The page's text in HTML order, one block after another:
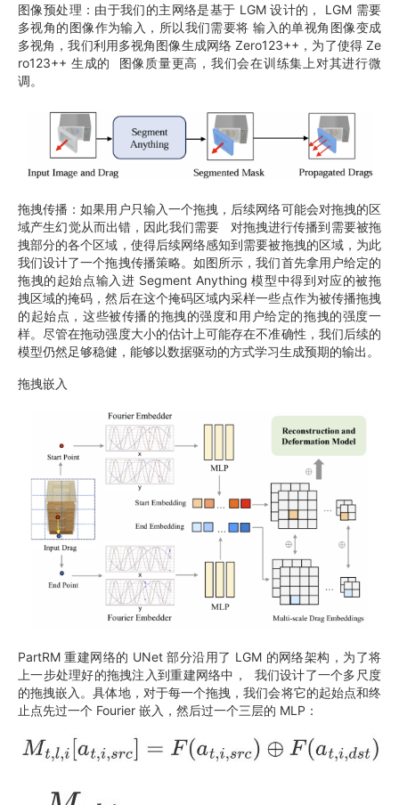
图像预处理：由于我们的主网络是基于 LGM 设计的， LGM 需要
多视角的图像作为输入，所以我们需要将 输入的单视角图像变成
多视角，我们利用多视角图像生成网络 Zero123++，为了使得 Ze
ro123++ 生成的 图像质量更高，我们会在训练集上对其进行微
调。
拖拽传播：如果用户只输入一个拖拽，后续网络可能会对拖拽的区
域产生幻觉从而出错，因此我们需要 对拖拽进行传播到需要被拖
拽部分的各个区域，使得后续网络感知到需要被拖拽的区域，为此
我们设计了一个拖拽传播策略。如图所示，我们首先拿用户给定的
拖拽的起始点输入进 Segment Anything 模型中得到对应的被拖
拽区域的掩码，然后在这个掩码区域内采样一些点作为被传播拖拽
的起始点，这些被传播的拖拽的强度和用户给定的拖拽的强度一
样。尽管在拖动强度大小的估计上可能存在不准确性，我们后续的
模型仍然足够稳健，能够以数据驱动的方式学习生成预期的输出。
拖拽嵌入
PartRM 重建网络的 UNet 部分沿用了 LGM 的网络架构，为了将
上一步处理好的拖拽注入到重建网络中， 我们设计了一个多尺度
的拖拽嵌入。具体地，对于每一个拖拽，我们会将它的起始点和终
止点先过一个 Fourier 嵌入，然后过一个三层的 MLP：